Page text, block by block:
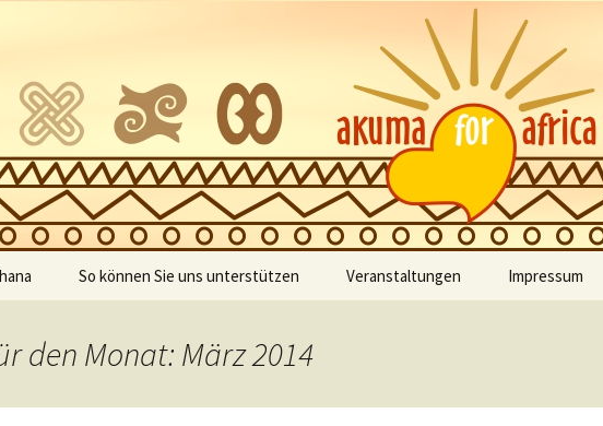
for Africa
für Afrika" – Verein zur Unterstützung der Kinder Ghanas
So können Sie uns unterstützen Veranstaltungen Impressum
den Monat: März 2014